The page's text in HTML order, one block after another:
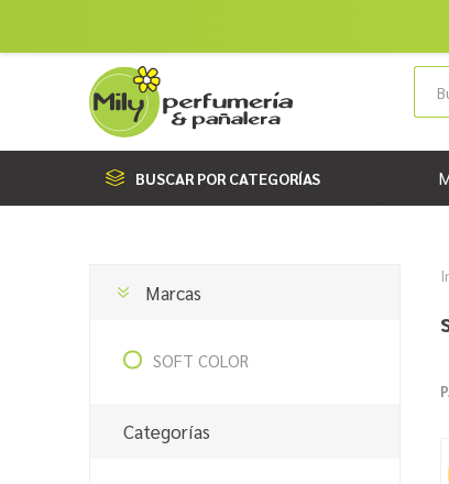
BUSCAR POR CATEGORÍAS
Marcas
SOFT COLOR
Categorías